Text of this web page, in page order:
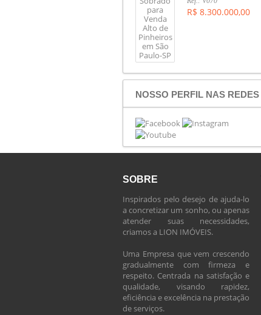
R$ 8.300.000,00
NOSSO PERFIL NAS REDES
SOBRE
Inspirados pelo desejo de ajuda-lo
a concretizar um sonho, ou apenas
atender suas necessidades,
criamos a LION IMÓVEIS.
Uma Empresa que vem crescendo
gradualmente com firmeza e
respeito. Centrada na satisfação e
qualidade, visando rapidez,
eficiência e excelência na prestação
de serviços.